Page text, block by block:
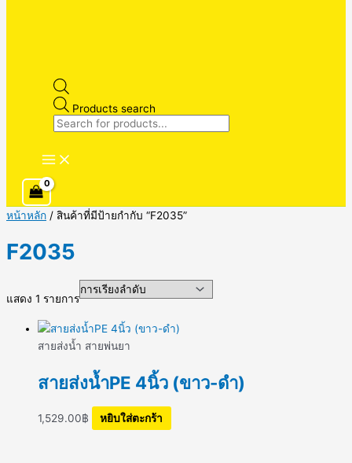
Products search
หน้าหลัก / สินค้าที่มีป้ายกำกับ “F2035”
F2035
แสดง 1 รายการ
สายส่งน้ำ สายพ่นยา
สายส่งน้ำPE 4นิ้ว (ขาว-ดำ)
1,529.00฿ หยิบใส่ตะกร้า